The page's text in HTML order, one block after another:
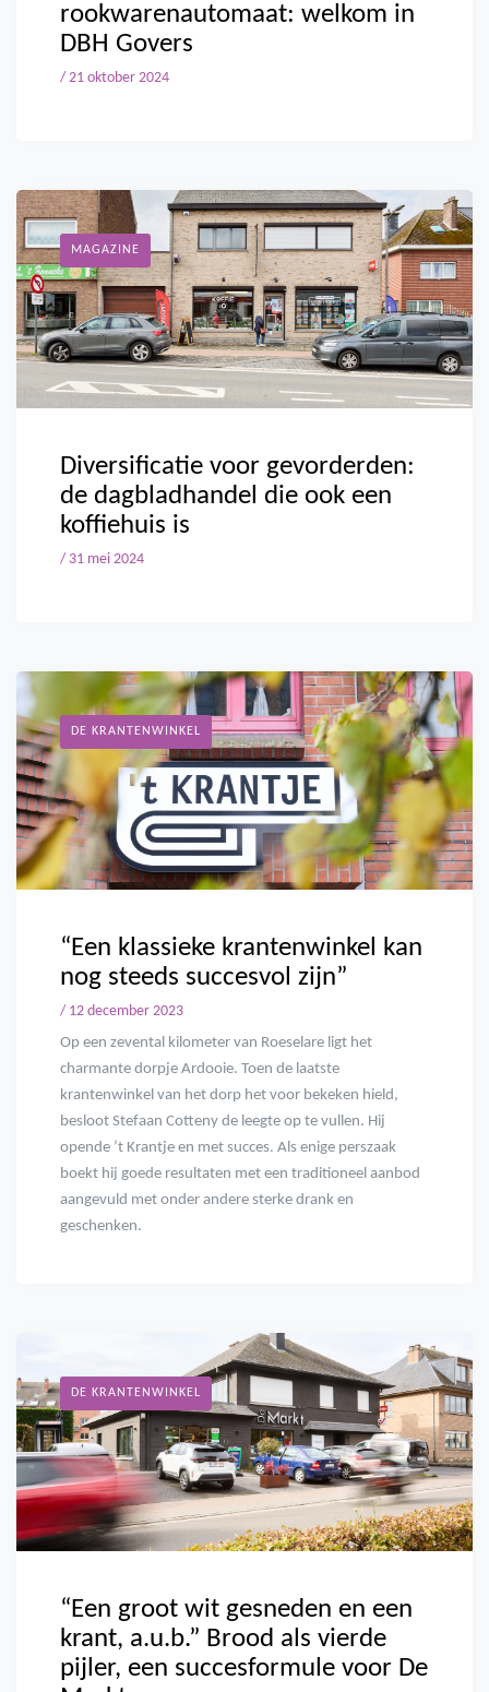
rookwarenautomaat: welkom in
DBH Govers
/ 21 oktober 2024
MAGAZINE
Diversificatie voor gevorderden:
de dagbladhandel die ook een
koffiehuis is
/ 31 mei 2024
DE KRANTENWINKEL
“Een klassieke krantenwinkel kan
nog steeds succesvol zijn”
/ 12 december 2023
Op een zevental kilometer van Roeselare ligt het
charmante dorpje Ardooie. Toen de laatste
krantenwinkel van het dorp het voor bekeken hield,
besloot Stefaan Cotteny de leegte op te vullen. Hij
opende ’t Krantje en met succes. Als enige perszaak
boekt hij goede resultaten met een traditioneel aanbod
aangevuld met onder andere sterke drank en
geschenken.
DE KRANTENWINKEL
“Een groot wit gesneden en een
krant, a.u.b.” Brood als vierde
pijler, een succesformule voor De